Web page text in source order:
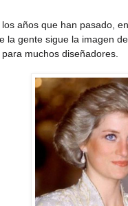
años que han pasado,
la gente sigue la imagen
muchos diseñadores.